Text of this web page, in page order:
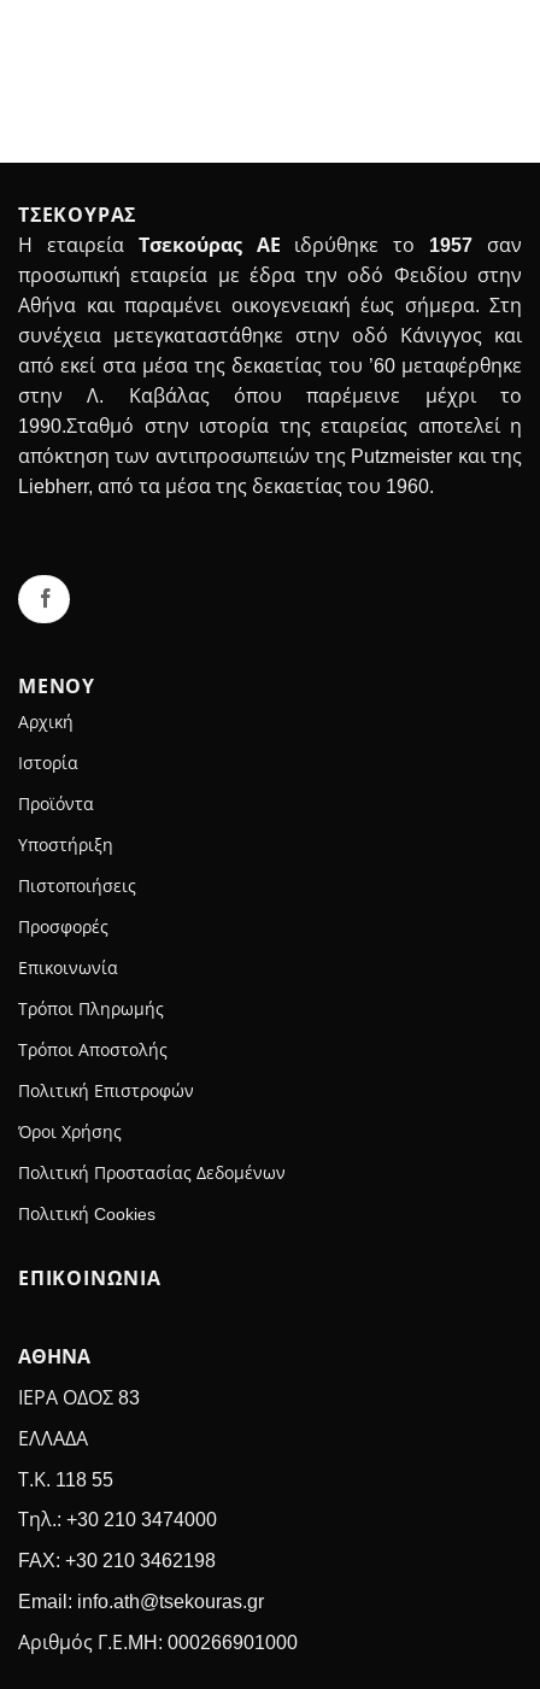
ΤΣΕΚΟΥΡΑΣ
Η εταιρεία Τσεκούρας ΑΕ ιδρύθηκε το 1957 σαν
προσωπική εταιρεία με έδρα την οδό Φειδίου στην
Αθήνα και παραμένει οικογενειακή έως σήμερα. Στη
συνέχεια μετεγκαταστάθηκε στην οδό Κάνιγγος και
από εκεί στα μέσα της δεκαετίας του ’60 μεταφέρθηκε
στην Λ. Καβάλας όπου παρέμεινε μέχρι το
1990.Σταθμό στην ιστορία της εταιρείας αποτελεί η
απόκτηση των αντιπροσωπειών της Putzmeister και της
Liebherr, από τα μέσα της δεκαετίας του 1960.
ΜΕΝΟΥ
Αρχική
Ιστορία
Προϊόντα
Υποστήριξη
Πιστοποιήσεις
Προσφορές
Επικοινωνία
Τρόποι Πληρωμής
Τρόποι Αποστολής
Πολιτική Επιστροφών
Όροι Χρήσης
Πολιτική Προστασίας Δεδομένων
Πολιτική Cookies
ΕΠΙΚΟΙΝΩΝΙΑ
ΑΘΗΝΑ
ΙΕΡΑ ΟΔΟΣ 83
ΕΛΛΑΔΑ
Τ.Κ. 118 55
Τηλ.: +30 210 3474000
FAX: +30 210 3462198
Email: info.ath@tsekouras.gr
Αριθμός Γ.Ε.MH: 000266901000